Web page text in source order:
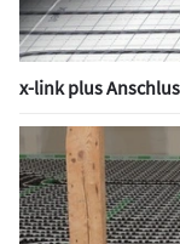
x-link plus